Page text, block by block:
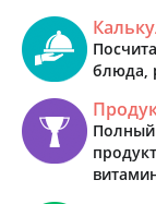
блюда,